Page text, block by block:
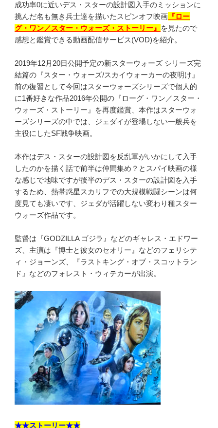
成功率0に近いデス・スターの設計図入手のミッションに
挑んだ名も無き兵士達を描いたスピンオフ映画 『ロー
グ・ワン／スター・ウォーズ・ストーリー』 を見たので
感想と鑑賞できる動画配信サービス(VOD)を紹介。
2019年12月20日公開予定の新スターウォーズ シリーズ完
結篇の『スター・ウォーズ/スカイウォーカーの夜明け』
前の復習として今回はスターウォーズシリーズで個人的
に1番好きな作品2016年公開の『ローグ・ワン／スター・
ウォーズ・ストーリー』を再度鑑賞、本作はスターウォ
ーズシリーズの中では、ジェダイが登場しない一般兵を
主役にしたSF戦争映画。
本作はデス・スターの設計図を反乱軍がいかにして入手
したのかを描く話で前半は仲間集め？とスパイ映画の様
な感じで地味ですが後半のデス・スターの設計図を入手
するため、熱帯惑星スカリフでの大規模戦闘シーンは何
度見ても凄いです、ジェダが活躍しない変わり種スター
ウォーズ作品です。
監督は『GODZILLA ゴジラ』などのギャレス・エドワー
ズ、主演は『博士と彼女のセオリー』などのフェリシテ
ィ・ジョーンズ、『ラストキング・オブ・スコットラン
ド』などのフォレスト・ウィテカーが出演。
★★ストーリー★★